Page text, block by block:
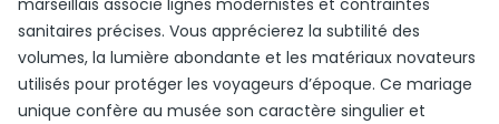
marseillais associe lignes modernistes et contraintes
sanitaires précises. Vous apprécierez la subtilité des
volumes, la lumière abondante et les matériaux novateurs
utilisés pour protéger les voyageurs d’époque. Ce mariage
unique confère au musée son caractère singulier et